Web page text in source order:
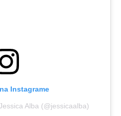
Instagrame
Alba (@jessicaalba)